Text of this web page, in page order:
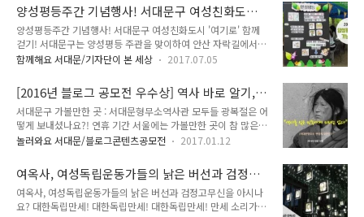
양성평등주간 기념행사! 서대문구 여성친화도시
'여기로' 함께 걷기!
양성평등주간 기념행사! 서대문구 여성친화도시 '여기로' 함께
걷기! 서대문구는 양성평등 주관을 맞이하여 안산 자락길에서
다채로운 행사를 진행했어요. 양성평등 주간은 매년 7월 1일부
지요. ▲ 양성평등주간 기념행사 여성친화도시로 5년째인 서대
문구는 안산 자락길에 여성친화 테마길 조성 기념으로 행사를 했
는데요. 많은 시민들이 함께 해주셨어요. 이번 사업은 기획 단계
부터 민·관 협력 사업으로 추진이 되어서 더욱 의미가 컸답니다.
▲ 행사에 참여한 시민들 특히 토요일 가족들과 함께 안산 자락
도 함께 했어요. 바로 여성들의 삶을 이야기하는 시간이었거든
요. 행사에는 팝페라 남성 4인조 축하 ..
함께해요 서대문/기자단이 본 세상 2017.07.05
[2016년 블로그 공모전 우수상] 역사 바로 알기,
서대문형무소역사관
서대문구 가볼만한 곳 : 서대문형무소역사관 모두들 광복절은 어
떻게 보내셨나요?! 연휴 기간 서울에는 가볼만한 곳이 참 많은
데.. KJ는 독립문 역에 위치한 서대문형무소를 찾았습니다!! 역
들이 열렸습니다.. "태극기 휘날리는, 독립문 역" 독립문 역 답
게, 멋진 그림이... 서대문형무소역사관은 독립문 역 5번 출구로
나가시면 됩니다!! 밖으로 나서면 친절히 안내판이 나오고요~!!
그렇게 조금만 올라가면 서대문형무소역사관이 눈에 보입니다.
놀러와요 서대문/블로그콘텐츠공모전 2017.01.12
여옥사, 여성독립운동가들의 낡은 버선과 검정고
무신을 아시나요?
여옥사, 여성독립운동가들의 낡은 버선과 검정고무신을 아시나
요? 대한독립만세! 대한독립만세! 대한독립만세! 만세 소리가